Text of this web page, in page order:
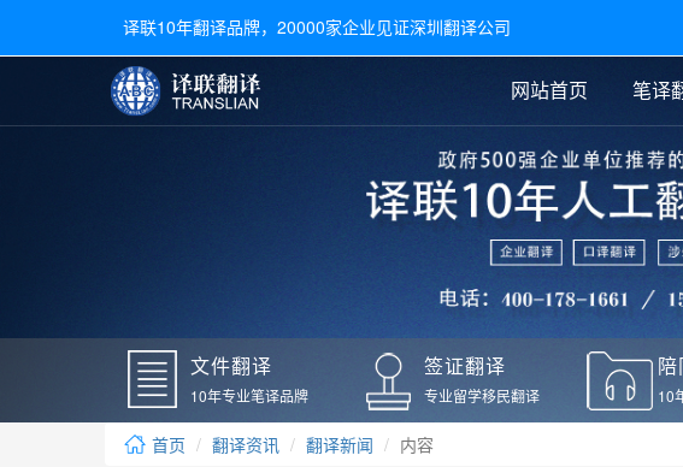
译联10年翻译品牌，20000家企业见证深圳翻译公司
网站首页 笔译
文件翻译 医学翻译 法
广交会翻译 交替传译
常用语种翻译
日语翻译
德语翻译
老挝语翻译
毕业证翻译
户口本翻译
学位证翻译
签证材料翻译
银行流水翻译
驾照翻译
疫苗本翻译
新冠疫苗接种证明翻译
口译新闻
翻译新闻
文件翻译
10年专业笔译品牌
签证翻译
专业留学移民翻译 10
首页 翻译资讯 翻译新闻 内容